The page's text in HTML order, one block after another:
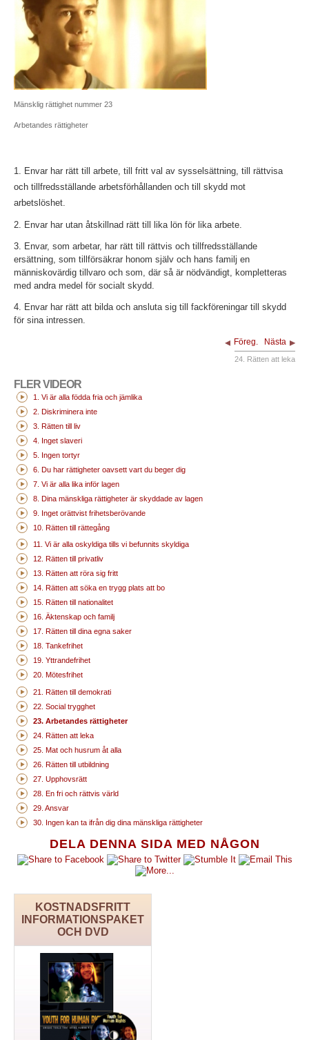
DELA DENNA SIDA MED NÅGON
KOSTNADSFRITT
INFORMATIONSPAKET
OCH DVD
Mänsklig rättighet nummer 23
Arbetandes rättigheter
1. Envar har rätt till arbete, till fritt val av sysselsättning, till rättvisa
och tillfredsställande arbetsförhållanden och till skydd mot
arbetslöshet.
2. Envar har utan åtskillnad rätt till lika lön för lika arbete.
3. Envar, som arbetar, har rätt till rättvis och tillfredsställande
ersättning, som tillförsäkrar honom själv och hans familj en
människovärdig tillvaro och som, där så är nödvändigt, kompletteras
med andra medel för socialt skydd.
4. Envar har rätt att bilda och ansluta sig till fackföreningar till skydd
för sina intressen.
Föreg. Nästa
24. Rätten att leka
FLER VIDEOR
1. Vi är alla födda fria och jämlika
2. Diskriminera inte
3. Rätten till liv
4. Inget slaveri
5. Ingen tortyr
6. Du har rättigheter oavsett vart du beger dig
7. Vi är alla lika inför lagen
8. Dina mänskliga rättigheter är skyddade av lagen
9. Inget orättvist frihetsberövande
10. Rätten till rättegång
11. Vi är alla oskyldiga tills vi befunnits skyldiga
12. Rätten till privatliv
13. Rätten att röra sig fritt
14. Rätten att söka en trygg plats att bo
15. Rätten till nationalitet
16. Äktenskap och familj
17. Rätten till dina egna saker
18. Tankefrihet
19. Yttrandefrihet
20. Mötesfrihet
21. Rätten till demokrati
22. Social trygghet
23. Arbetandes rättigheter
24. Rätten att leka
25. Mat och husrum åt alla
26. Rätten till utbildning
27. Upphovsrätt
28. En fri och rättvis värld
29. Ansvar
30. Ingen kan ta ifrån dig dina mänskliga rättigheter